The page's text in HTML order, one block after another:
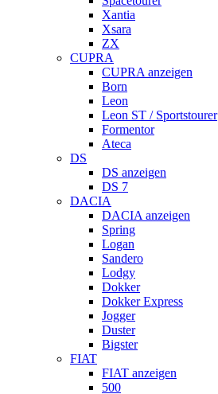
Xantia
Xsara
ZX
CUPRA
CUPRA anzeigen
Born
Leon
Leon ST / Sportstourer
Formentor
Ateca
DS
DS anzeigen
DS 7
DACIA
DACIA anzeigen
Spring
Logan
Sandero
Lodgy
Dokker
Dokker Express
Jogger
Duster
Bigster
FIAT
FIAT anzeigen
500